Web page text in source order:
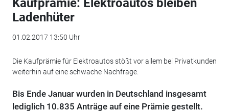
Kaufprämie: Elektroautos bleiben
Ladenhüter
01.02.2017 13:50 Uhr
Die Kaufprämie für Elektroautos stößt vor allem bei Privatkunden
weiterhin auf eine schwache Nachfrage.
Bis Ende Januar wurden in Deutschland insgesamt
lediglich 10.835 Anträge auf eine Prämie gestellt.